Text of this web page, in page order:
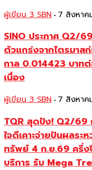
ผู้เขียน 3 SBN - 7 สิงหา
SINO ประกาศ Q2/
ตัวแกร่งจากไตรมาส
กาล 0.014423 บาท
เนื่อง
ผู้เขียน 3 SBN - 7 สิงหา
TQR สุดปัง! Q2/69
ใจดีเคาะจ่ายปันผลร
ทรัพย์ 4 ก.ย.69 ครึ่
บริการ รับ Mega